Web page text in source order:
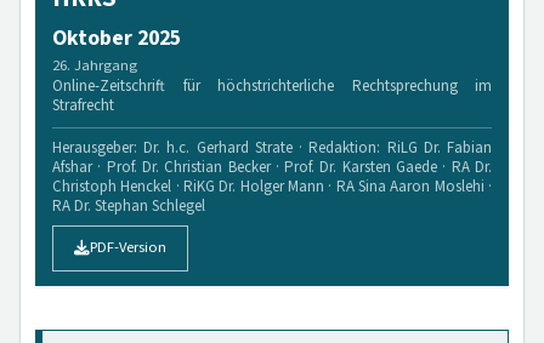
Oktober 2025
26. Jahrgang
Online-Zeitschrift für höchstrichterliche Rechtsprechung im
Strafrecht
Herausgeber: Dr. h.c. Gerhard Strate · Redaktion: RiLG Dr. Fabian
Afshar · Prof. Dr. Christian Becker · Prof. Dr. Karsten Gaede · RA Dr.
Christoph Henckel · RiKG Dr. Holger Mann · RA Sina Aaron Moslehi ·
RA Dr. Stephan Schlegel
PDF-Version